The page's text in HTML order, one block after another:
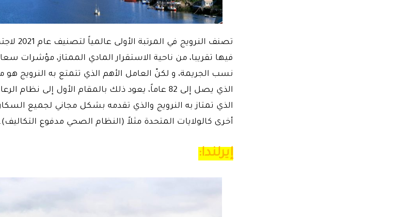
تصنف
فيها تقريبا، من ناحية الاستقرار المادي الممتاز، مؤشرات
نسب الجريمة، و لكنّ العامل الأهم الذي تتمتع به النرويج
الذي يصل إلى 82 عاماً، يعود ذلك بالمقام الأول إلى
الذي تمتاز به النرويج والذي تقدمه بشكل مجاني لجميع
أخرى كالولايات المتحدة مثلاً (النظام الصحي مدفوع التكاليف).
إيرلندا: